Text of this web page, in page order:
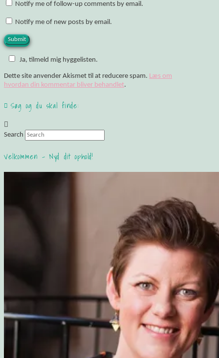
Notify me of follow-up comments by email.
Notify me of new posts by email.
Ja, tilmeld mig hyggelisten.
Dette site anvender Akismet til at reducere spam. Læs om
hvordan din kommentar bliver behandlet.
Søg og du skal finde:
Search
Velkommen – Nyd dit ophold!